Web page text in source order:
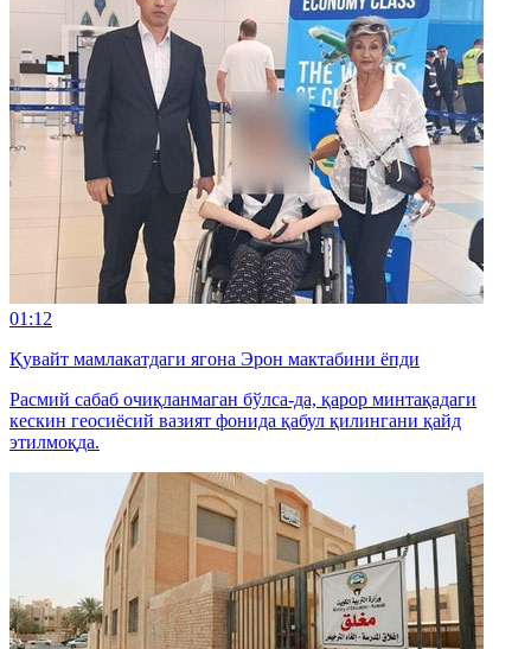
01:12
Қувайт мамлакатдаги ягона Эрон мактабини ёпди
Расмий сабаб очиқланмаган бўлса-да, қарор минтақадаги
кескин геосиёсий вазият фонида қабул қилингани қайд
этилмоқда.